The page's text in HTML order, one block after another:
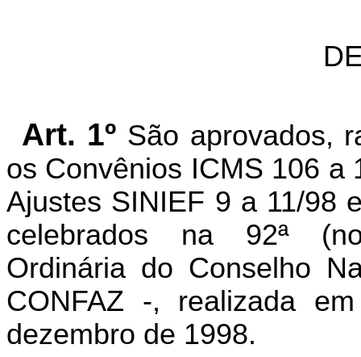
Art. 1º São aprovados,
os Convênios ICMS 106 a
Ajustes SINIEF 9 a 11/98
celebrados na 92ª
Ordinária do Conselho
CONFAZ -, realizada
dezembro de 1998.